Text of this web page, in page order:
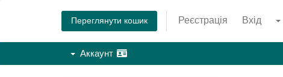
Вхід
Реєстрація
Переглянути кошик